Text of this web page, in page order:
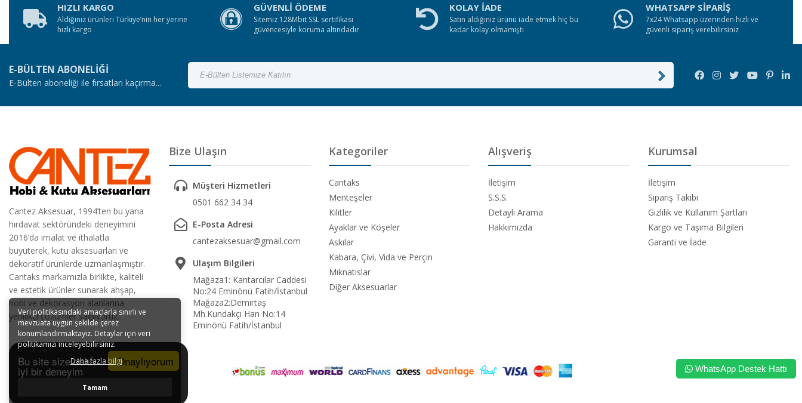
Onaylıyorum
Bu site size daha
iyi bir deneyim
sunmak için tarayıcı çerezlerini
Veri politikasındaki amaçlarla sınırlı ve
mevzuata uygun şekilde çerez
konumlandırmaktayız. Detaylar için veri
politikamızı inceleyebilirsiniz.
Daha fazla bilgi
Tamam
HIZLI KARGO
Aldığınız ürünleri Türkiye’nin her yerine
hızlı kargo
GÜVENLİ ÖDEME
Sitemiz 128Mbit SSL sertifikası
güvencesiyle koruma altındadır
KOLAY İADE
Satın aldığınız ürünü iade etmek hiç bu
kadar kolay olmamıştı
WHATSAPP SİPARİŞ
7x24 Whatsapp üzerinden hızlı ve
güvenli sipariş verebilirsiniz
E-BÜLTEN ABONELİĞİ
E-Bülten aboneliği ile fırsatları kaçırma...
Cantez Aksesuar, 1994’ten bu yana
hırdavat sektöründeki deneyimini
2016’da imalat ve ithalatla
büyüterek, kutu aksesuarları ve
dekoratif ürünlerde uzmanlaşmıştır.
Cantaks markamızla birlikte, kaliteli
ve estetik ürünler sunarak ahşap,
hobi ve dekorasyon alanlarına
yenilikçi çözümler sağlıyoruz.
Bize Ulaşın
Müşteri Hizmetleri
0501 662 34 34
E-Posta Adresi
cantezaksesuar@gmail.com
Ulaşım Bilgileri
Mağaza1: Kantarcılar Caddesi
No:24 Eminönü Fatih/İstanbul
Mağaza2:Demirtaş
Mh.Kundakçı Han No:14
Eminönü Fatih/İstanbul
Kategoriler
Cantaks
Menteşeler
Kilitler
Ayaklar ve Köşeler
Askılar
Kabara, Çivi, Vida ve Perçin
Mıknatıslar
Diğer Aksesuarlar
Alışveriş
İletişim
S.S.S.
Detaylı Arama
Hakkımızda
Kurumsal
İletişim
Sipariş Takibi
Gizlilik ve Kullanım Şartları
Kargo ve Taşıma Bilgileri
Garanti ve İade
WhatsApp Destek Hattı